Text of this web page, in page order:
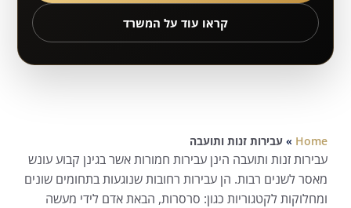
קראו עוד על המשרד
Home
» עבירות זנות ותועבה
עבירות זנות ותועבה הינן עבירות חמורות אשר בגינן קבוע עונש
מאסר לשנים רבות. הן עבירות רחובות שנוגעות בתחומים שונים
ומחלוקות לקטגוריות כגון: סרסרות, הבאת אדם לידי מעשה